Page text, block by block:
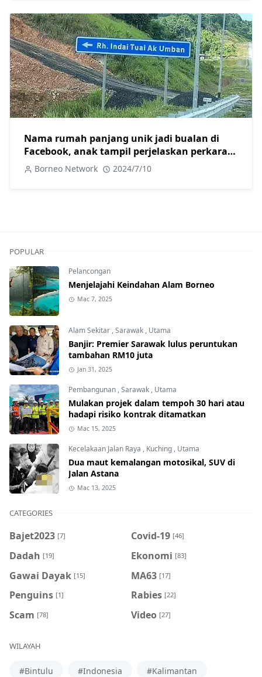
Nama rumah panjang unik jadi bualan di
Facebook, anak tampil perjelaskan perkara
sebenar
Borneo Network 2024/7/10
POPULAR
Pelancongan
Menjelajahi Keindahan Alam Borneo
Mac 7, 2025
Alam Sekitar,Sarawak, Utama
Banjir: Premier Sarawak lulus peruntukan
tambahan RM10 juta
Jan 31, 2025
Pembangunan,Sarawak, Utama
Mulakan projek dalam tempoh 30 hari atau
hadapi risiko kontrak ditamatkan
Mac 15, 2025
Kecelakaan Jalan Raya , Kuching, Utama
Dua maut kemalangan motosikal, SUV di
Jalan Astana
Mac 13, 2025
CATEGORIES
Bajet2023 [7] Covid-19 [46]
Dadah [19] Ekonomi [83]
Gawai Dayak [15] MA63 [17]
Penguins [1] Rabies [22]
Scam [78] Video [27]
WILAYAH
#Bintulu #Indonesia #Kalimantan